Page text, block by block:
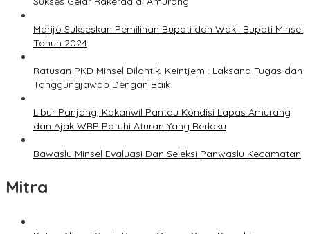
Marijo Sukseskan Pemilihan Bupati dan Wakil Bupati Minsel
Tahun 2024
Ratusan PKD Minsel Dilantik, Keintjem : Laksana Tugas dan
Tanggungjawab Dengan Baik
Libur Panjang, Kakanwil Pantau Kondisi Lapas Amurang
dan Ajak WBP Patuhi Aturan Yang Berlaku
Bawaslu Minsel Evaluasi Dan Seleksi Panwaslu Kecamatan
Mitra